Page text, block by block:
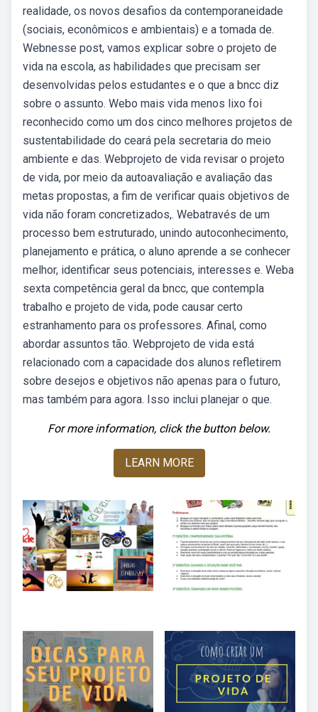
realidade, os novos desafios da contemporaneidade
(sociais, econômicos e ambientais) e a tomada de.
Webnesse post, vamos explicar sobre o projeto de
vida na escola, as habilidades que precisam ser
desenvolvidas pelos estudantes e o que a bncc diz
sobre o assunto. Webo mais vida menos lixo foi
reconhecido como um dos cinco melhores projetos de
sustentabilidade do ceará pela secretaria do meio
ambiente e das. Webprojeto de vida revisar o projeto
de vida, por meio da autoavaliação e avaliação das
metas propostas, a fim de verificar quais objetivos de
vida não foram concretizados,. Webatravés de um
processo bem estruturado, unindo autoconhecimento,
planejamento e prática, o aluno aprende a se conhecer
melhor, identificar seus potenciais, interesses e. Weba
sexta competência geral da bncc, que contempla
trabalho e projeto de vida, pode causar certo
estranhamento para os professores. Afinal, como
abordar assuntos tão. Webprojeto de vida está
relacionado com a capacidade dos alunos refletirem
sobre desejos e objetivos não apenas para o futuro,
mas também para agora. Isso inclui planejar o que.
For more information, click the button below.
LEARN MORE